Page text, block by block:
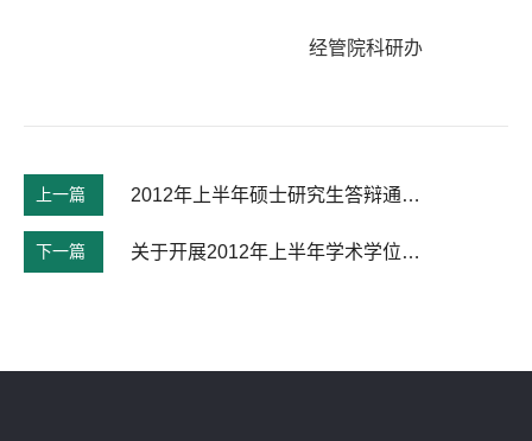
经管院科研办
上一篇 2012年上半年硕士研究生答辩通知&#40;物流工程&#41;
下一篇 关于开展2012年上半年学术学位硕士指导教师和全日制专业学位硕士指导教师增列工作的通知